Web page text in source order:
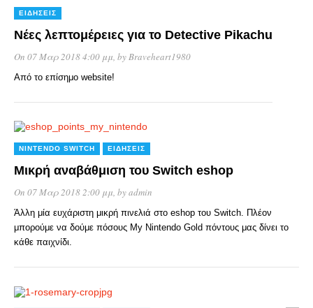
ΕΙΔΉΣΕΙΣ
Νέες λεπτομέρειες για το Detective Pikachu
On 07 Μαρ 2018 4:00 μμ, byBraveheart1980
Από το επίσημο website!
NINTENDO SWITCH ΕΙΔΉΣΕΙΣ
Μικρή αναβάθμιση του Switch eshop
On 07 Μαρ 2018 2:00 μμ, byadmin
Άλλη μία ευχάριστη μικρή πινελιά στο eshop του Switch. Πλέον
μπορούμε να δούμε πόσους My Nintendo Gold πόντους μας δίνει το
κάθε παιχνίδι.